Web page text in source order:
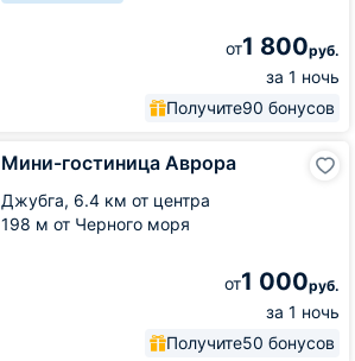
от1 800руб.
за 1 ночь
Получите90 бонусов
Мини-гостиница Аврора
Джубга, 6.4 км от центра
198 м от Черного моря
от1 000руб.
за 1 ночь
Получите50 бонусов